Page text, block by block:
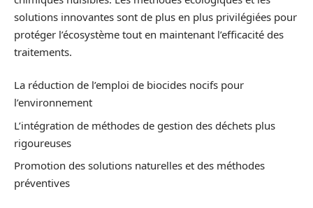
solutions innovantes sont de plus en plus privilégiées pour
protéger l’écosystème tout en maintenant l’efficacité des
traitements.
La réduction de l’emploi de biocides nocifs pour
l’environnement
L’intégration de méthodes de gestion des déchets plus
rigoureuses
Promotion des solutions naturelles et des méthodes
préventives